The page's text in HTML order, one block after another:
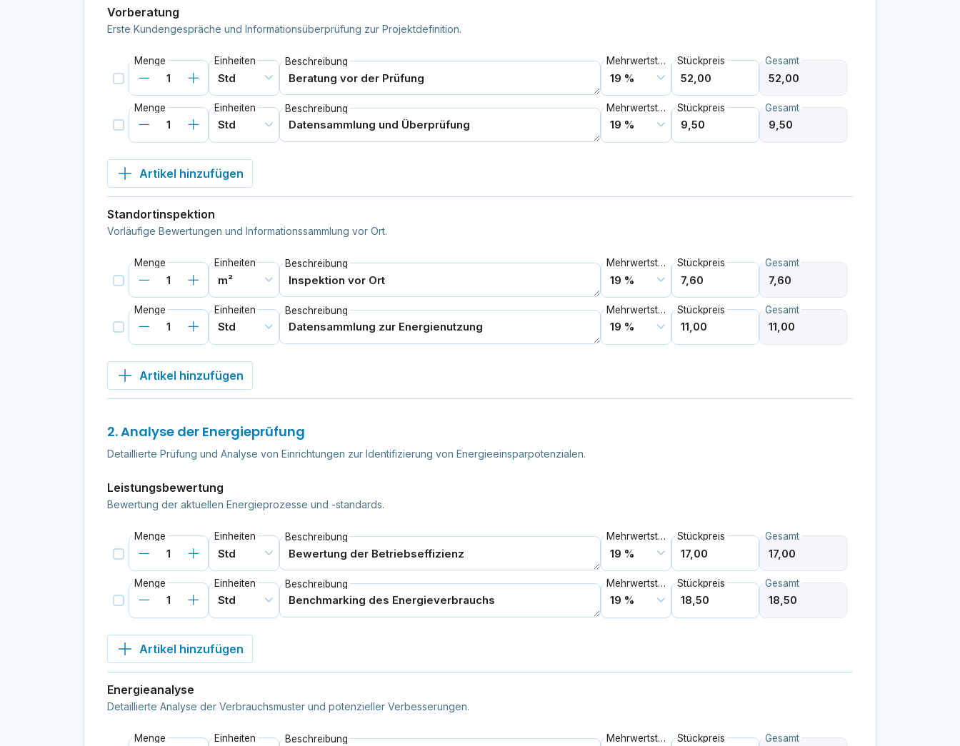
Vorberatung
Erste Kundengespräche und Informationsüberprüfung zur Projektdefinition.
Menge Einheiten Beschreibung Mehrwertsteuer Stückpreis Gesamt
Menge Einheiten Beschreibung Mehrwertsteuer Stückpreis Gesamt
Artikel hinzufügen
Standortinspektion
Vorläufige Bewertungen und Informationssammlung vor Ort.
Menge Einheiten Beschreibung Mehrwertsteuer Stückpreis Gesamt
Menge Einheiten Beschreibung Mehrwertsteuer Stückpreis Gesamt
Artikel hinzufügen
2. Analyse der Energieprüfung
Detaillierte Prüfung und Analyse von Einrichtungen zur Identifizierung von Energieeinsparpotenzialen.
Leistungsbewertung
Bewertung der aktuellen Energieprozesse und -standards.
Menge Einheiten Beschreibung Mehrwertsteuer Stückpreis Gesamt
Menge Einheiten Beschreibung Mehrwertsteuer Stückpreis Gesamt
Artikel hinzufügen
Energieanalyse
Detaillierte Analyse der Verbrauchsmuster und potenzieller Verbesserungen.
Menge Einheiten Beschreibung Mehrwertsteuer Stückpreis Gesamt